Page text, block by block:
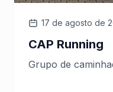
17 de agosto de
CAP Running
Grupo de